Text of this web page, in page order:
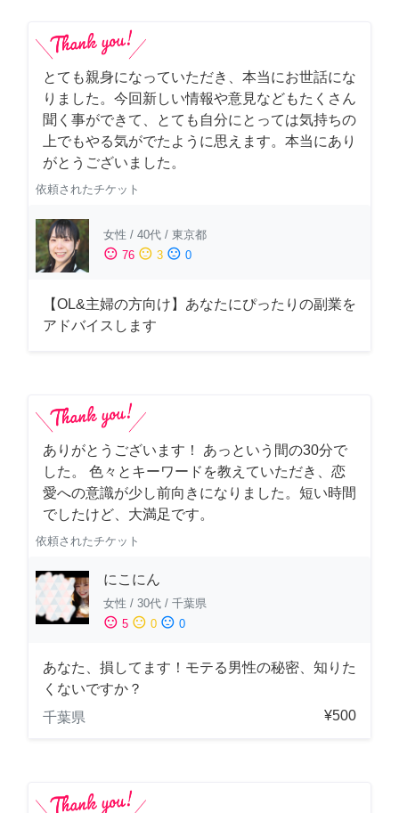
とても親身になっていただき、本当にお世話にな
りました。今回新しい情報や意見などもたくさん
聞く事ができて、とても自分にとっては気持ちの
上でもやる気がでたように思えます。本当にあり
がとうございました。
依頼されたチケット
女性 / 40代 / 東京都
sentiment_satisfied 76 sentiment_neutral 3 sentiment_dissatisfied 0
【OL&主婦の方向け】あなたにぴったりの副業を
アドバイスします
ありがとうございます！ あっという間の30分で
した。 色々とキーワードを教えていただき、恋
愛への意識が少し前向きになりました。短い時間
でしたけど、大満足です。
依頼されたチケット
にこにん
女性 / 30代 / 千葉県
sentiment_satisfied 5 sentiment_neutral 0 sentiment_dissatisfied 0
あなた、損してます！モテる男性の秘密、知りた
くないですか？
千葉県
¥500